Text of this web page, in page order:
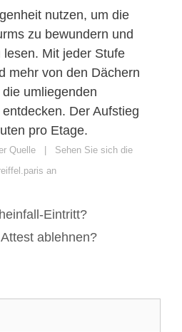
nutzen, um die
zu bewundern und
Mit jeder Stufe
mehr von den Dächern
umliegenden
Der Aufstieg
pro Etage.
Quelle | Sehen Sie sich die
an
Eintritt?
ablehnen?